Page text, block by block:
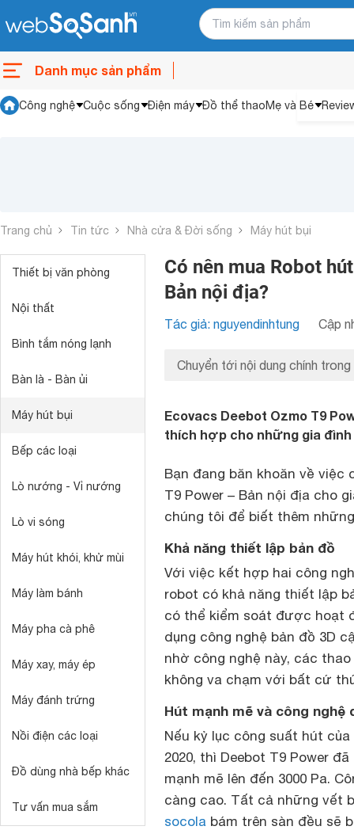
Danh mục sản phẩm
Công nghệ Cuộc sống Điện máy Đồ thể thaoMẹ và Bé
Trang chủ Tin tức Nhà cửa & Đời sống Máy hút bụi
Thiết bị văn phòng
Nội thất
Bình tắm nóng lạnh
Bàn là - Bàn ủi
Máy hút bụi
Bếp các loại
Lò nướng - Vỉ nướng
Lò vi sóng
Máy hút khói, khử mùi
Máy làm bánh
Máy pha cà phê
Máy xay, máy ép
Máy đánh trứng
Nồi điện các loại
Đồ dùng nhà bếp khác
Tư vấn mua sắm
Có nên mua Robot
Bản nội địa?
Tác giả: nguyendinhtung Cập
Chuyển tới nội dung chính trong
Ecovacs Deebot Ozmo T9
thích hợp cho những gia đình
Bạn đang băn khoăn về việc
T9 Power – Bản nội địa cho
chúng tôi để biết thêm
Khả năng thiết lập bản đồ
Với việc kết hợp hai công
robot có khả năng thiết lập
có thể kiểm soát được hoạt
dụng công nghệ bản đồ 3D
nhờ công nghệ này, các
không va chạm với bất cứ
Hút mạnh mẽ và công nghệ
Nếu kỷ lục công suất hút của
2020, thì Deebot T9 Power
mạnh mẽ lên đến 3000 Pa.
càng cao. Tất cả những vết
socola bám trên sàn đều sẽ